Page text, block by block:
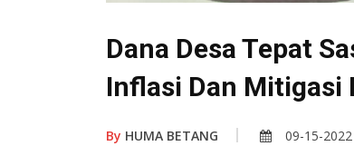
Dana Desa Tepat
Inflasi Dan Mitigasi
By HUMA BETANG 09-15-2022